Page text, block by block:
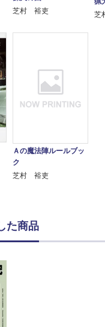
芝村 裕吏
芝
Ａの魔法陣ルールブッ
ク
芝村 裕吏
た商品